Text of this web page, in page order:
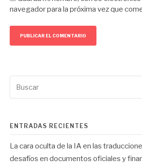
navegador para la próxima vez que
por:
ENTRADAS RECIENTES
La cara oculta de la IA en las
desafíos en documentos oficiales y